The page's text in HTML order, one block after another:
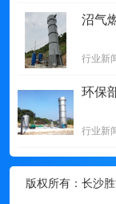
沼气
行业新
环保
行业新
版权所有： 长沙